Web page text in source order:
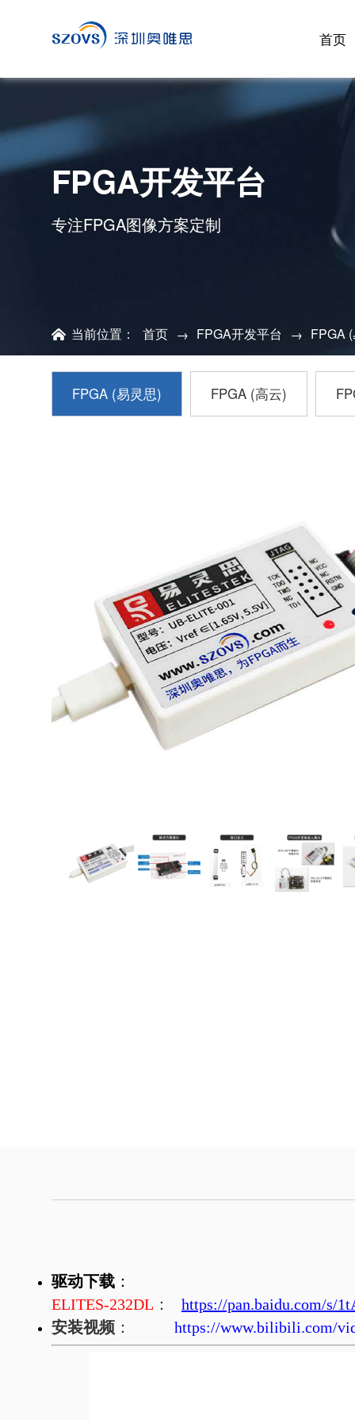
首页
FPGA开发平台
专注FPGA图像方案定制
当前位置： 首页 → FPGA开发平台 → FPGA
FPGA (易灵思) FPGA (高云)
驱动下载 ：
ELITES-232DL ： https://pan.baidu.com/s/
安装视频 ： https://www.bilibili.com/